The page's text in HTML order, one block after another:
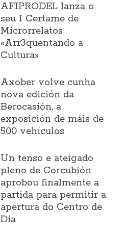
AFIPRODEL lanza o
seu I Certame de
Microrrelatos
«Arr3quentando a
Cultura»
Axober volve cunha
nova edición da
Berocasión, a
exposición de máis de
500 vehículos
Un tenso e ateigado
pleno de Corcubión
aprobou finalmente a
partida para permitir a
apertura do Centro de
Día